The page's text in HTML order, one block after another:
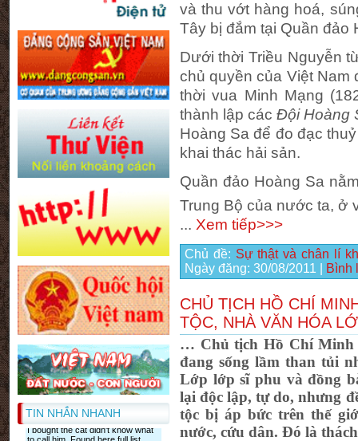
TIN NHẮN NHANH
và thu vớt hàng hoá,
Tây bị đắm tại Quần đảo
Dưới thời Triều Nguyễn
chủ quyền của Việt Nam
thời vua Minh Mạng
thành lập cácĐội Hoàng
Hoàng Sa để đo đạc
khai thác hải sản.
Quần đảo Hoàng Sa
Trung Bộ của nước ta, ở
... Xem tiếp>>>
Chủ đề: Sự thật và chân lí
Ngày đăng: 30/08/2011 Bình
CHỦ TỊCH HỒ CHÍ
TỘC, NHÀ VĂN HÓA
… Chủ tịch Hồ Chí Minh
đang sống lầm than tủi
Lớp lớp sĩ phu và đồng
lại độc lập, tự do, nhưng
tộc bị áp bức trên thế
nước, cứu dân. Đó là